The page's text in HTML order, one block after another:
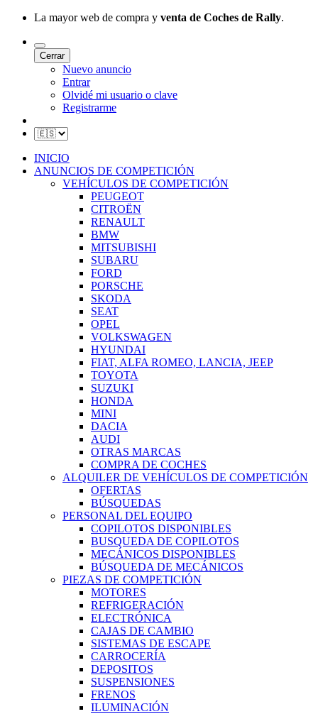
La mayor web de compra y venta de Coches de Rally.
Cerrar
Nuevo anuncio
Entrar
Olvidé mi usuario o clave
Registrarme
INICIO
ANUNCIOS DE COMPETICIÓN
VEHÍCULOS DE COMPETICIÓN
PEUGEOT
CITROËN
RENAULT
BMW
MITSUBISHI
SUBARU
FORD
PORSCHE
SKODA
SEAT
OPEL
VOLKSWAGEN
HYUNDAI
FIAT, ALFA ROMEO, LANCIA, JEEP
TOYOTA
SUZUKI
HONDA
MINI
DACIA
AUDI
OTRAS MARCAS
COMPRA DE COCHES
ALQUILER DE VEHÍCULOS DE COMPETICIÓN
OFERTAS
BÚSQUEDAS
PERSONAL DEL EQUIPO
COPILOTOS DISPONIBLES
BUSQUEDA DE COPILOTOS
MECÁNICOS DISPONIBLES
BÚSQUEDA DE MECÁNICOS
PIEZAS DE COMPETICIÓN
MOTORES
REFRIGERACIÓN
ELECTRÓNICA
CAJAS DE CAMBIO
SISTEMAS DE ESCAPE
CARROCERÍA
DEPOSITOS
SUSPENSIONES
FRENOS
ILUMINACIÓN